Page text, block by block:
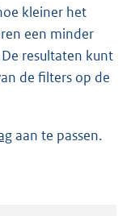
kleiner het
een minder
resultaten kunt
de filters op de
aan te passen.